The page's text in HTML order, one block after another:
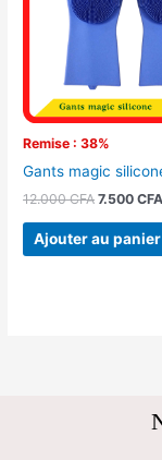
Remise : 38%
Gants magic
12.000CFA 7.500CFA
Ajouter au panier